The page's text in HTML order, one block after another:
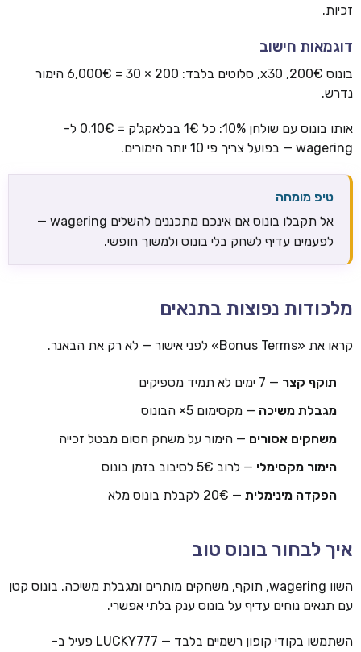
זכיות.
דוגמאות חישוב
בונוס 200€, x30, סלוטים בלבד: 200 × 30 = 6,000€ הימור
נדרש.
אותו בונוס עם שולחן 10%: כל 1€ בבלאקג'ק = 0.10€ ל-
wagering — בפועל צריך פי 10 יותר הימורים.
טיפ מומחה
אל תקבלו בונוס אם אינכם מתכננים להשלים wagering —
לפעמים עדיף לשחק בלי בונוס ולמשוך חופשי.
מלכודות נפוצות בתנאים
קראו את «Bonus Terms» לפני אישור — לא רק את הבאנר.
תוקף קצר — 7 ימים לא תמיד מספיקים
מגבלת משיכה — מקסימום 5× הבונוס
משחקים אסורים — הימור על משחק חסום מבטל זכייה
הימור מקסימלי — לרוב 5€ לסיבוב בזמן בונוס
הפקדה מינימלית — 20€ לקבלת בונוס מלא
איך לבחור בונוס טוב
השוו wagering, תוקף, משחקים מותרים ומגבלת משיכה. בונוס קטן
עם תנאים נוחים עדיף על בונוס ענק בלתי אפשרי.
השתמשו בקודי קופון רשמיים בלבד — LUCKY777 פעיל ב-